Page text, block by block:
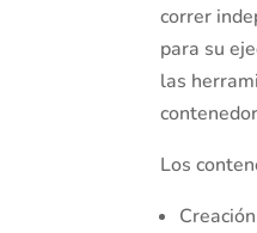
correr
para su
las
Los